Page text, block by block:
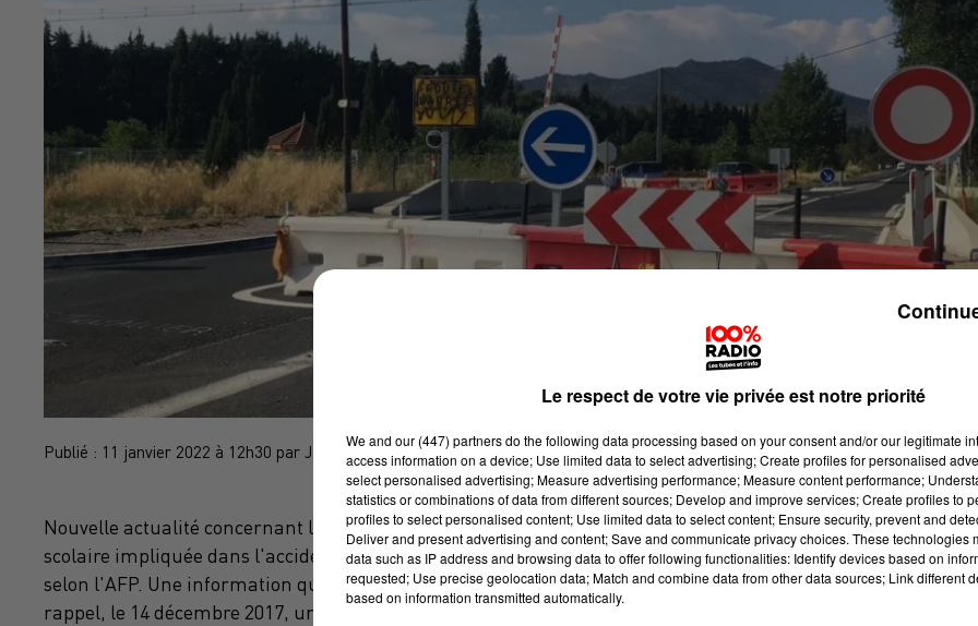
Publié : 11 janvier 2022 à 12h30 par John Bourgeois
Nouvelle actualité concernant le terrible drame de Millas dans les Pyrénées-Orientales. La conductrice du
scolaire impliquée dans l'accident sera jugée au tribunal correctionnel pour"homicides involontaires",
selon l'AFP. Une information qui nous a été confirmée par Maître Codognès, l'avocat de la conductrice. Pour
rappel, le 14 décembre 2017, un autocar et un train régional étaient entrés en collision sur la commune, au
Le respect de votre vie privée est notre priorité
We and our (447) partnersdo the following data processing based on your consent and/or our legitimate
access information on a device; Use limited data to select advertising; Create profiles for personalised
select personalised advertising; Measure advertising performance; Measure content performance;
statistics or combinations of data from different sources; Develop and improve services; Create profiles to
profiles to select personalised content; Use limited data to select content; Ensure security, prevent and
Deliver and present advertising and content; Save and communicate privacy choices. These technologies
data such as IP address and browsing data to offer following functionalities: Identify devices based on
requested; Use precise geolocation data; Match and combine data from other data sources; Link different
based on information transmitted automatically.